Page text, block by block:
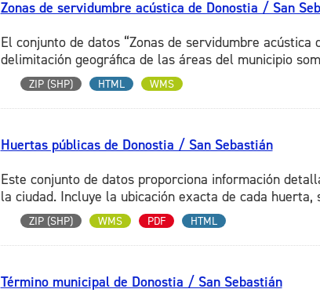
Zonas de servidumbre acústica de Donostia / San
El conjunto de datos “Zonas de servidumbre
delimitación geográfica de las áreas del municipio
ZIP (SHP) HTML WMS
Huertas públicas de Donostia / San Sebastián
Este conjunto de datos proporciona información
la ciudad. Incluye la ubicación exacta de cada huerta,
ZIP (SHP) WMS PDF HTML
Término municipal de Donostia / San Sebastián